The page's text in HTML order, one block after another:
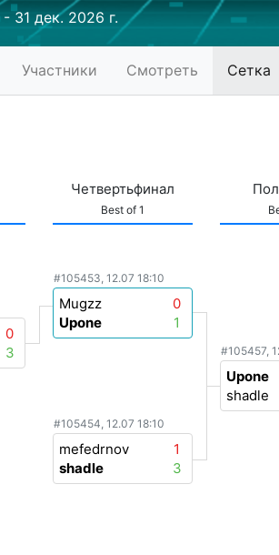
31 дек. 2026 г.
Участники Смотреть Сетка
0
3
Четвертьфинал
Best of 1
#105453, 12.07 18:10
Mugzz
0
Upone
1
#105454, 12.07 18:10
mefedrnov
1
shadle
3
#105457,
Upone
shadle